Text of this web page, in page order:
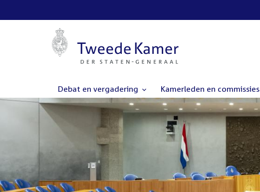
Debat en vergadering Kamerleden en commissies